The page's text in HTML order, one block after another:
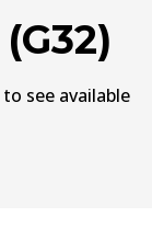
see available